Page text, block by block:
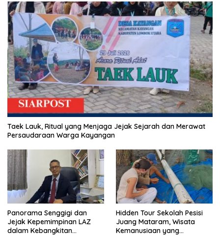
Taek Lauk, Ritual yang Menjaga Jejak Sejarah dan Merawat
Persaudaraan Warga Kayangan
Panorama Senggigi dan
Jejak Kepemimpinan LAZ
dalam Kebangkitan
Hidden Tour Sekolah Pesisi
Juang Mataram, Wisata
Kemanusiaan yang